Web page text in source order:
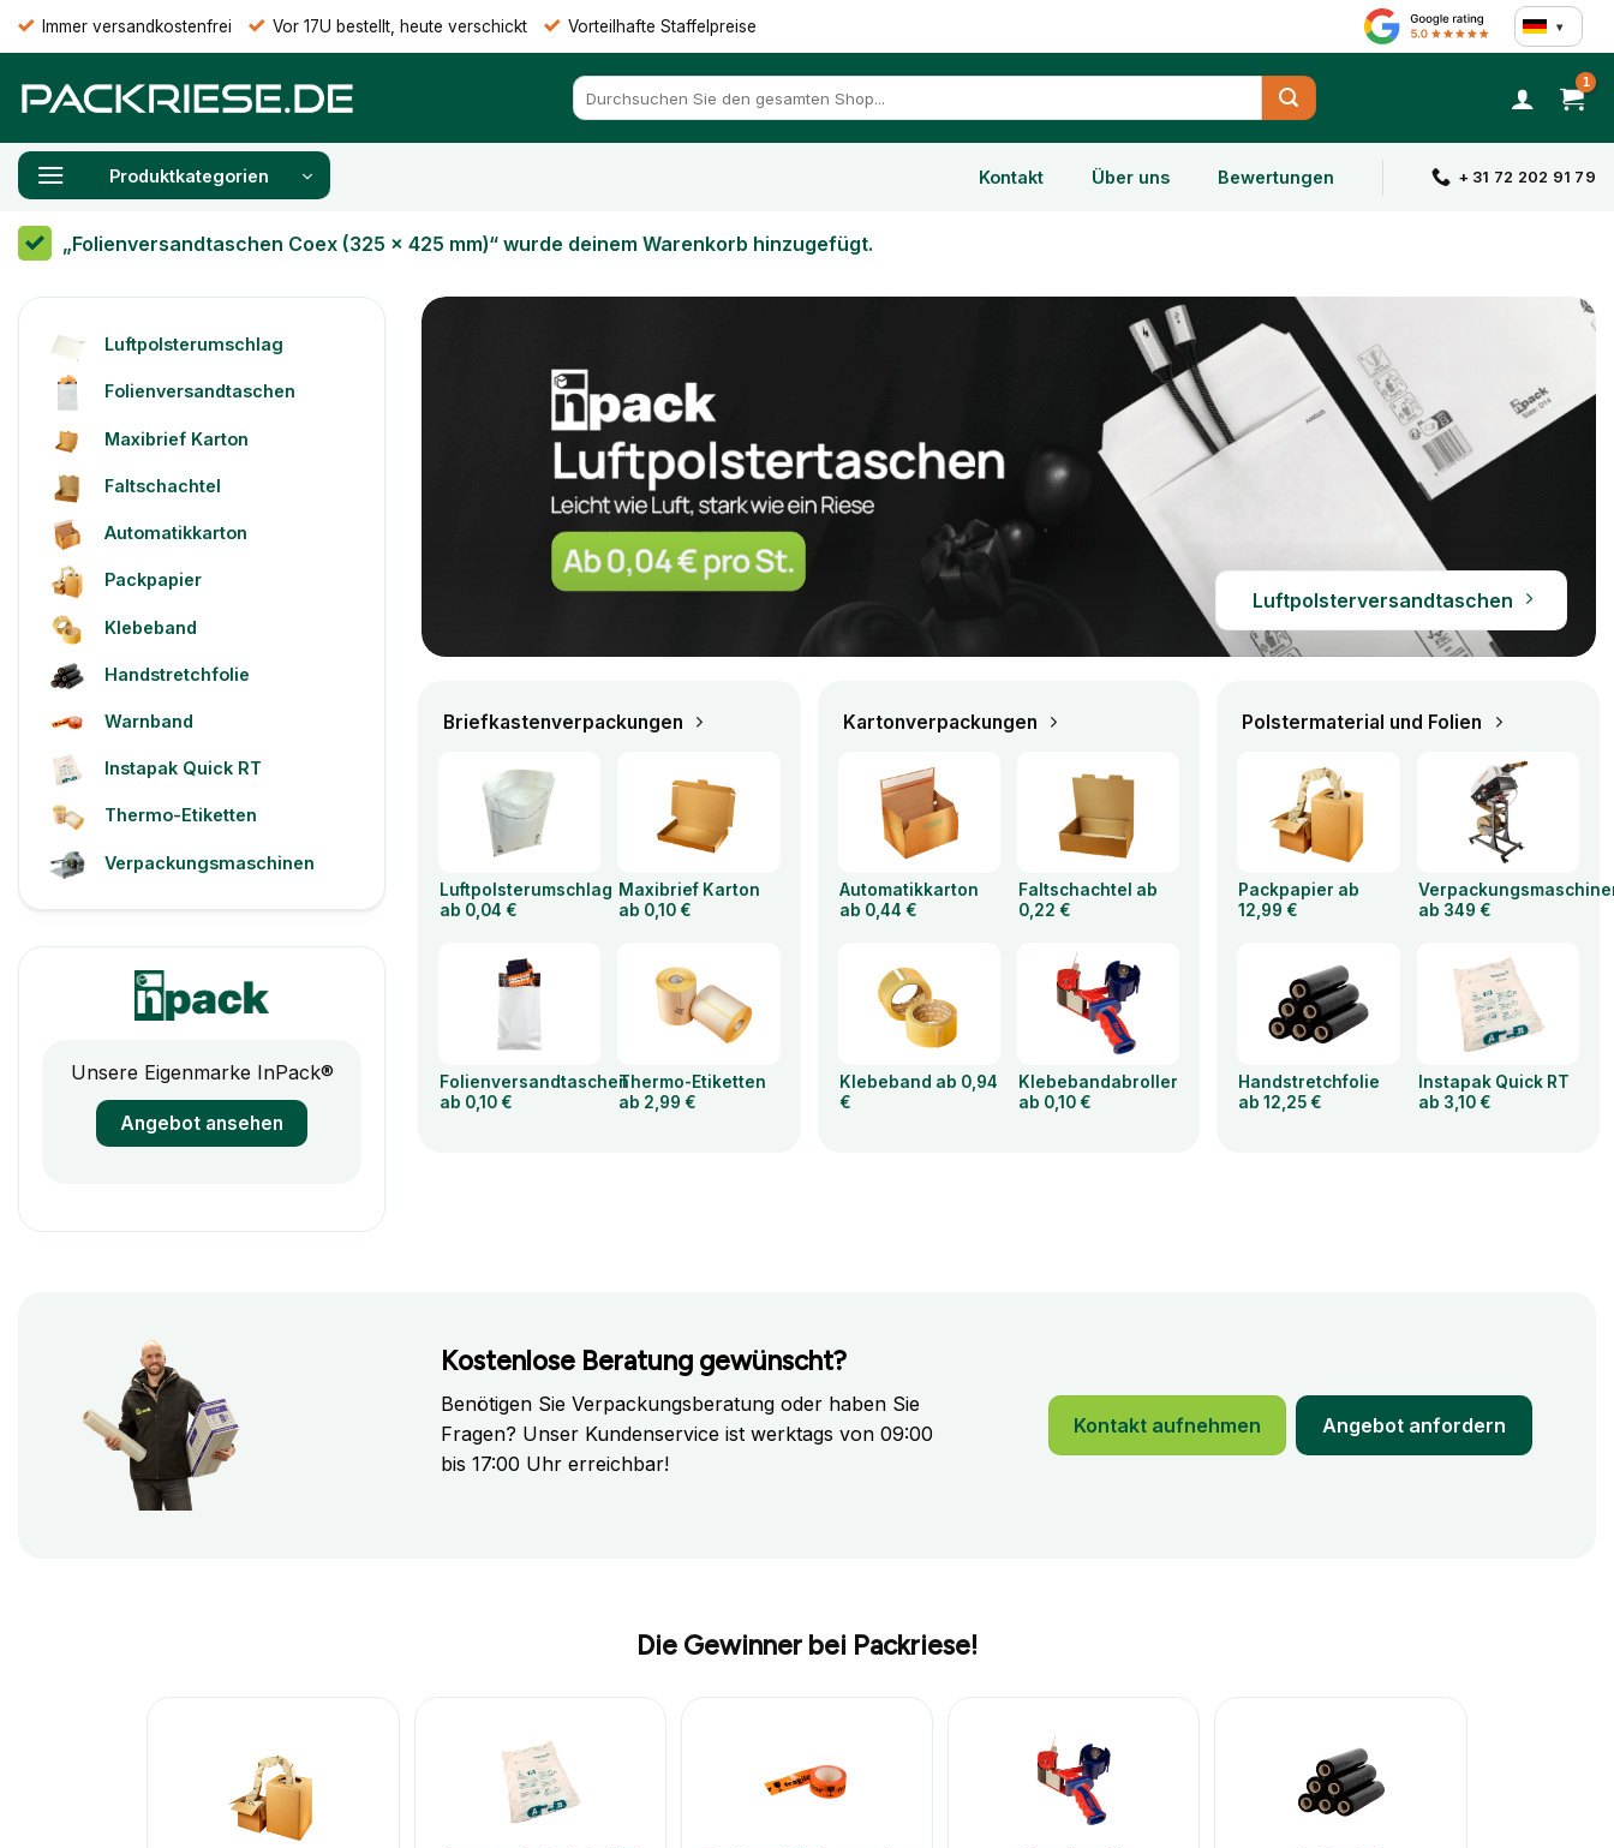
Zum
Immer versandkostenfrei Vor 17U bestellt, heute verschickt Vorteilhafte Staffelpreise ▾
Suchen
nach:
Produktkategorien Kontakt Über uns Bewertungen + 31 72 202 91 79
„Folienversandtaschen Coex (325 x 425 mm)“ wurde deinem Warenkorb hinzugefügt.
Luftpolsterumschlag
Folienversandtaschen
Maxibrief Karton
Faltschachtel
Automatikkarton
Packpapier
Klebeband
Handstretchfolie
Warnband
Instapak Quick RT
Thermo-Etiketten
Verpackungsmaschinen
Unsere Eigenmarke InPack®
Angebot ansehen
Luftpolsterversandtaschen
Briefkastenverpackungen
Luftpolsterumschlag
ab 0,04 €
Maxibrief Karton
ab 0,10 €
Folienversandtaschen
ab 0,10 €
Thermo-Etiketten
ab 2,99 €
Kartonverpackungen
Automatikkarton
ab 0,44 €
Faltschachtel ab
0,22 €
Klebeband ab 0,94
€
Klebebandabroller
ab 0,10 €
Polstermaterial und Folien
Packpapier ab
12,99 €
ab 349 €
Handstretchfolie
ab 12,25 €
Instapak Quick RT
ab 3,10 €
Kostenlose Beratung gewünscht?
Benötigen Sie Verpackungsberatung oder haben Sie
Fragen? Unser Kundenservice ist werktags von 09:00
bis 17:00 Uhr erreichbar!
Kontakt aufnehmen Angebot anfordern
Die Gewinner bei Packriese!